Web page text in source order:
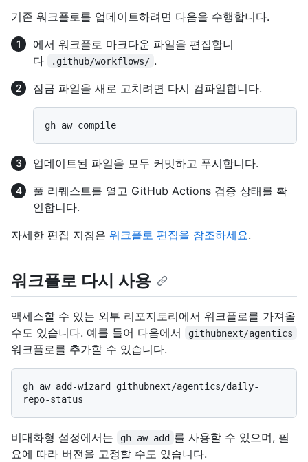
기존 워크플로를 업데이트하려면 다음을 수행합니다.
에서 워크플로 마크다운 파일을 편집합니
다
.github/workflows/ .
잠금 파일을 새로 고치려면 다시 컴파일합니다.
업데이트된 파일을 모두 커밋하고 푸시합니다.
풀 리퀘스트를 열고 GitHub Actions 검증 상태를 확
인합니다.
자세한 편집 지침은 워크플로 편집을 참조하세요.
워크플로 다시 사용
액세스할 수 있는 외부 리포지토리에서 워크플로를 가져올
수도 있습니다. 예를 들어 다음에서
githubnext/agentics
워크플로를 추가할 수 있습니다.
gh aw add-wizard githubnext/agentics/daily-
비대화형 설정에서는 gh aw add 를 사용할 수 있으며, 필
요에 따라 버전을 고정할 수도 있습니다.